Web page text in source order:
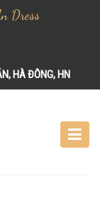
Dress
HÀ ĐÔNG, HN